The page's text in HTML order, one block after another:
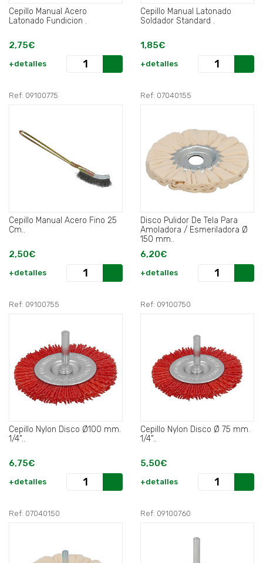
Cepillo Manual Acero
Latonado Fundicion .
2,75€
+detalles
Cepillo Manual Latonado
Soldador Standard .
1,85€
+detalles
Ref: 09100775
Cepillo Manual Acero Fino 25
Cm..
2,50€
+detalles
Ref: 07040155
Disco Pulidor De Tela Para
Amoladora / Esmeriladora Ø
150 mm..
6,20€
+detalles
Ref: 09100755
Cepillo Nylon Disco Ø100 mm.
1/4"..
6,75€
+detalles
Ref: 09100750
Cepillo Nylon Disco Ø 75 mm.
1/4"..
5,50€
+detalles
Ref: 07040150 Ref: 09100760